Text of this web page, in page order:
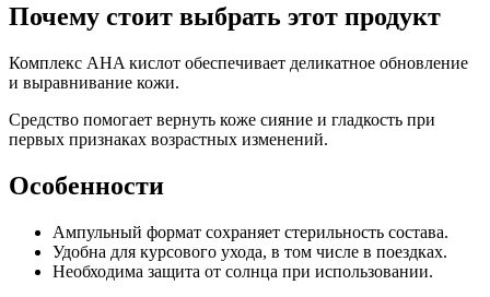
Почему стоит выбрать этот продукт
Комплекс AHA кислот обеспечивает деликатное обновление
и выравнивание кожи.
Средство помогает вернуть коже сияние и гладкость при
первых признаках возрастных изменений.
Особенности
Ампульный формат сохраняет стерильность состава.
Удобна для курсового ухода, в том числе в поездках.
Необходима защита от солнца при использовании.